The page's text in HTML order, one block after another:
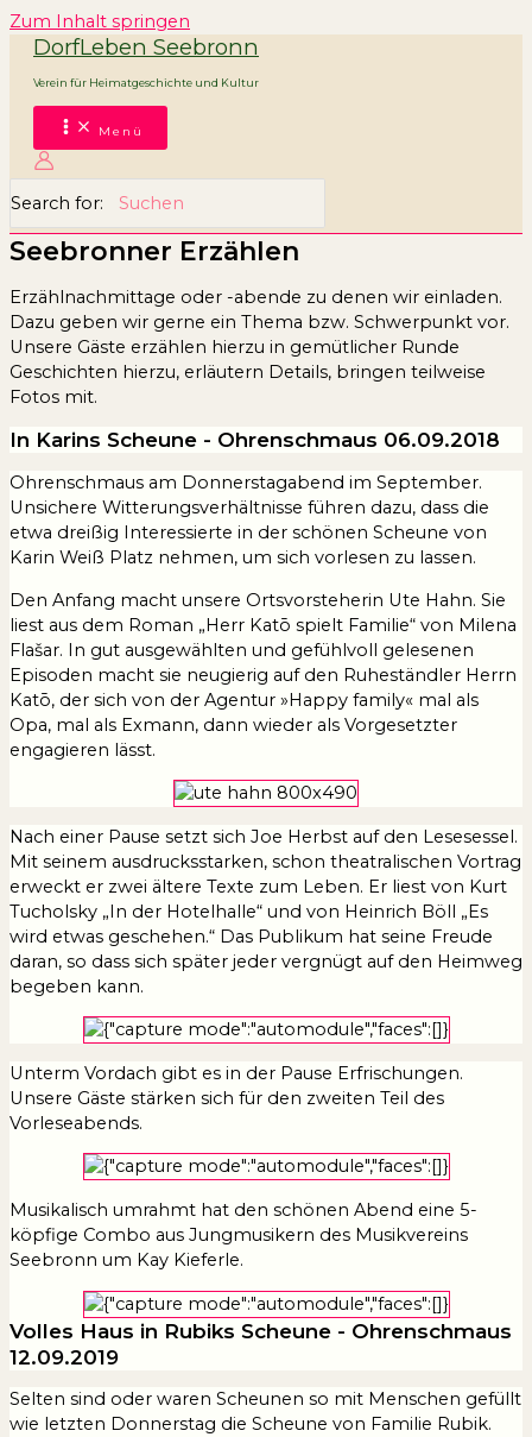
Zum Inhalt springen
DorfLeben Seebronn
Verein für Heimatgeschichte und Kultur
Menü
Search for:
Seebronner Erzählen
Erzählnachmittage oder -abende zu denen wir einladen.
Dazu geben wir gerne ein Thema bzw. Schwerpunkt vor.
Unsere Gäste erzählen hierzu in gemütlicher Runde
Geschichten hierzu, erläutern Details, bringen teilweise
Fotos mit.
In Karins Scheune - Ohrenschmaus 06.09.2018
Ohrenschmaus am Donnerstagabend im September.
Unsichere Witterungsverhältnisse führen dazu, dass die
etwa dreißig Interessierte in der schönen Scheune von
Karin Weiß Platz nehmen, um sich vorlesen zu lassen.
Den Anfang macht unsere Ortsvorsteherin Ute Hahn. Sie
liest aus dem Roman „Herr Katō spielt Familie“ von Milena
Flašar. In gut ausgewählten und gefühlvoll gelesenen
Episoden macht sie neugierig auf den Ruheständler Herrn
Katō, der sich von der Agentur »Happy family« mal als
Opa, mal als Exmann, dann wieder als Vorgesetzter
engagieren lässt.
Nach einer Pause setzt sich Joe Herbst auf den Lesesessel.
Mit seinem ausdrucksstarken, schon theatralischen Vortrag
erweckt er zwei ältere Texte zum Leben. Er liest von Kurt
Tucholsky „In der Hotelhalle“ und von Heinrich Böll „Es
wird etwas geschehen.“ Das Publikum hat seine Freude
daran, so dass sich später jeder vergnügt auf den Heimweg
begeben kann.
Unterm Vordach gibt es in der Pause Erfrischungen.
Unsere Gäste stärken sich für den zweiten Teil des
Vorleseabends.
Musikalisch umrahmt hat den schönen Abend eine 5-
köpfige Combo aus Jungmusikern des Musikvereins
Seebronn um Kay Kieferle.
Volles Haus in Rubiks Scheune - Ohrenschmaus
12.09.2019
Selten sind oder waren Scheunen so mit Menschen gefüllt
wie letzten Donnerstag die Scheune von Familie Rubik.